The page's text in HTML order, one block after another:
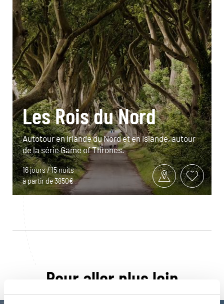
Les Rois du Nord
Autotour en Irlande du Nord et en Islande, autour
de la série Game of Thrones.
16 jours / 15 nuits
à partir de 3850€
Pour aller plus loin